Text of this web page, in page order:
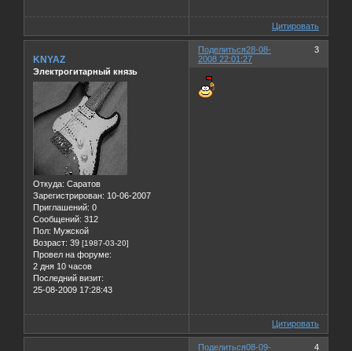
Цитировать
Поделиться 3
28-08-
2008 22:01:27
KNYAZ
Электрогитарный князь
Откуда: Саратов
Зарегистрирован: 10-06-2007
Приглашений: 0
Сообщений: 312
Пол: Мужской
Возраст: 39 [1987-03-20]
Провел на форуме:
2 дня 10 часов
Последний визит:
25-08-2009 17:28:43
Цитировать
Поделиться 4
08-09-